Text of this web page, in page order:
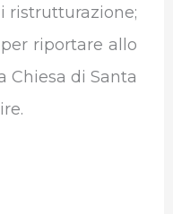
ristrutturazione;
riportare allo
Chiesa di Santa